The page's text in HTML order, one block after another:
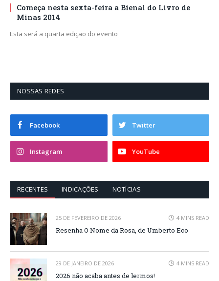
Começa nesta sexta-feira a Bienal do Livro de
Minas 2014
Esta será a quarta edição do evento
NOSSAS REDES
Facebook Twitter
Instagram YouTube
RECENTES INDICAÇÕES NOTÍCIAS
25 DE FEVEREIRO DE 2026 4 MINS READ
Resenha O Nome da Rosa, de Umberto Eco
29 DE JANEIRO DE 2026 4 MINS READ
2026 não acaba antes de lermos!